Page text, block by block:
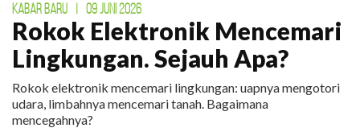
KABAR BARU 09 JUNI 2026
Rokok Elektronik Mencemari
Lingkungan. Sejauh Apa?
Rokok elektronik mencemari lingkungan: uapnya mengotori
udara, limbahnya mencemari tanah. Bagaimana
mencegahnya?